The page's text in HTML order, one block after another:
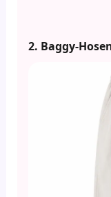
2. Baggy-